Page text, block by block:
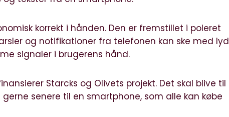
korrekt i hånden. Den er fremstillet i poleret
og notifikationer fra telefonen kan ske med lyd
signaler i brugerens hånd.
Starcks og Olivets projekt. Det skal blive til
senere til en smartphone, som alle kan købe